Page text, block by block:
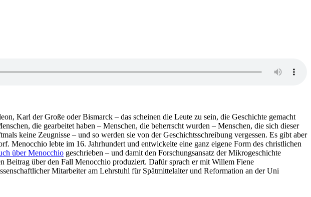
Karl der Große oder Bismarck – das scheinen die Leute zu sein, die Geschichte gemacht
die gearbeitet haben – Menschen, die beherrscht wurden – Menschen, die sich dieser
keine Zeugnisse – und so werden sie von der Geschichtsschreibung vergessen. Es gibt aber
Menocchio lebte im 16. Jahrhundert und entwickelte eine ganz eigene Form des christlichen
über Menocchio geschrieben – und damit den Forschungsansatz der Mikrogeschichte
Beitrag über den Fall Menocchio produziert. Dafür sprach er mit Willem Fiene
Mitarbeiter am Lehrstuhl für Spätmittelalter und Reformation an der Uni